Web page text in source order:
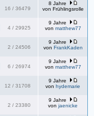
16 / 36479
8 Jahre
von Frühlingsrolle
4 / 29925
9 Jahre
von matthew77
2 / 24506
9 Jahre
von FrankKaden
6 / 26974
9 Jahre
von matthew77
12 / 31708
9 Jahre
von hydemarie
2 / 23380
9 Jahre
von jaenicke